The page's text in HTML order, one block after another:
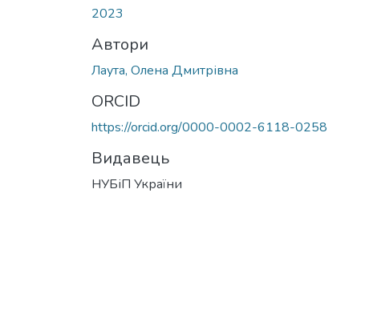
2023
Автори
Лаута, Олена Дмитрівна
ORCID
https://orcid.org/0000-0002-6118-0258
Видавець
НУБіП України